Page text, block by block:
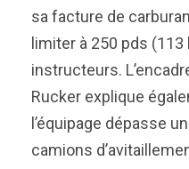
sa facture de
limiter à 250 pds
instructeurs.
Rucker explique
l’équipage dépasse
camions